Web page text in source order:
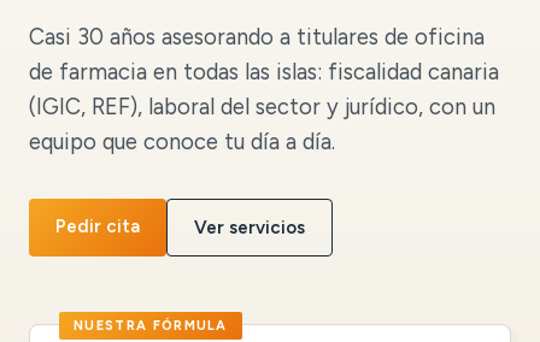
Casi 30 años asesorando a titulares de oficina
de farmacia en todas las islas: fiscalidad canaria
(IGIC, REF), laboral del sector y jurídico, con un
equipo que conoce tu día a día.
Pedir cita Ver servicios